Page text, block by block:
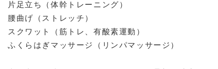
片足立ち（体幹トレーニング）
腰曲げ（ストレッチ）
スクワット（筋トレ、有酸素運動）
ふくらはぎマッサージ（リンパマッサージ）